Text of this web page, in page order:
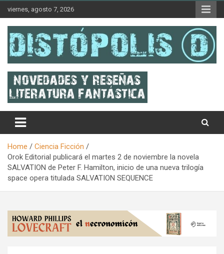
content
viernes, agosto 7, 2026
Distópolis
Home
Ciencia Ficción
Orok Editorial publicará el martes 2 de noviembre la novela
SALVATION de Peter F. Hamilton, inicio de una nueva trilogía
space opera titulada SALVATION SEQUENCE